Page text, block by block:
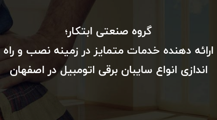
گروه صنعتی ابتکار؛
ارائه دهنده خدمات متمایز در زمینه نصب و راه
اندازی انواع سایبان برقی اتومبیل در اصفهان